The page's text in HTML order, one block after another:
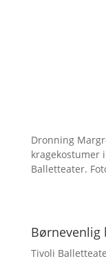
Dronning
kragekostumer
Balletteater.
Tivoli